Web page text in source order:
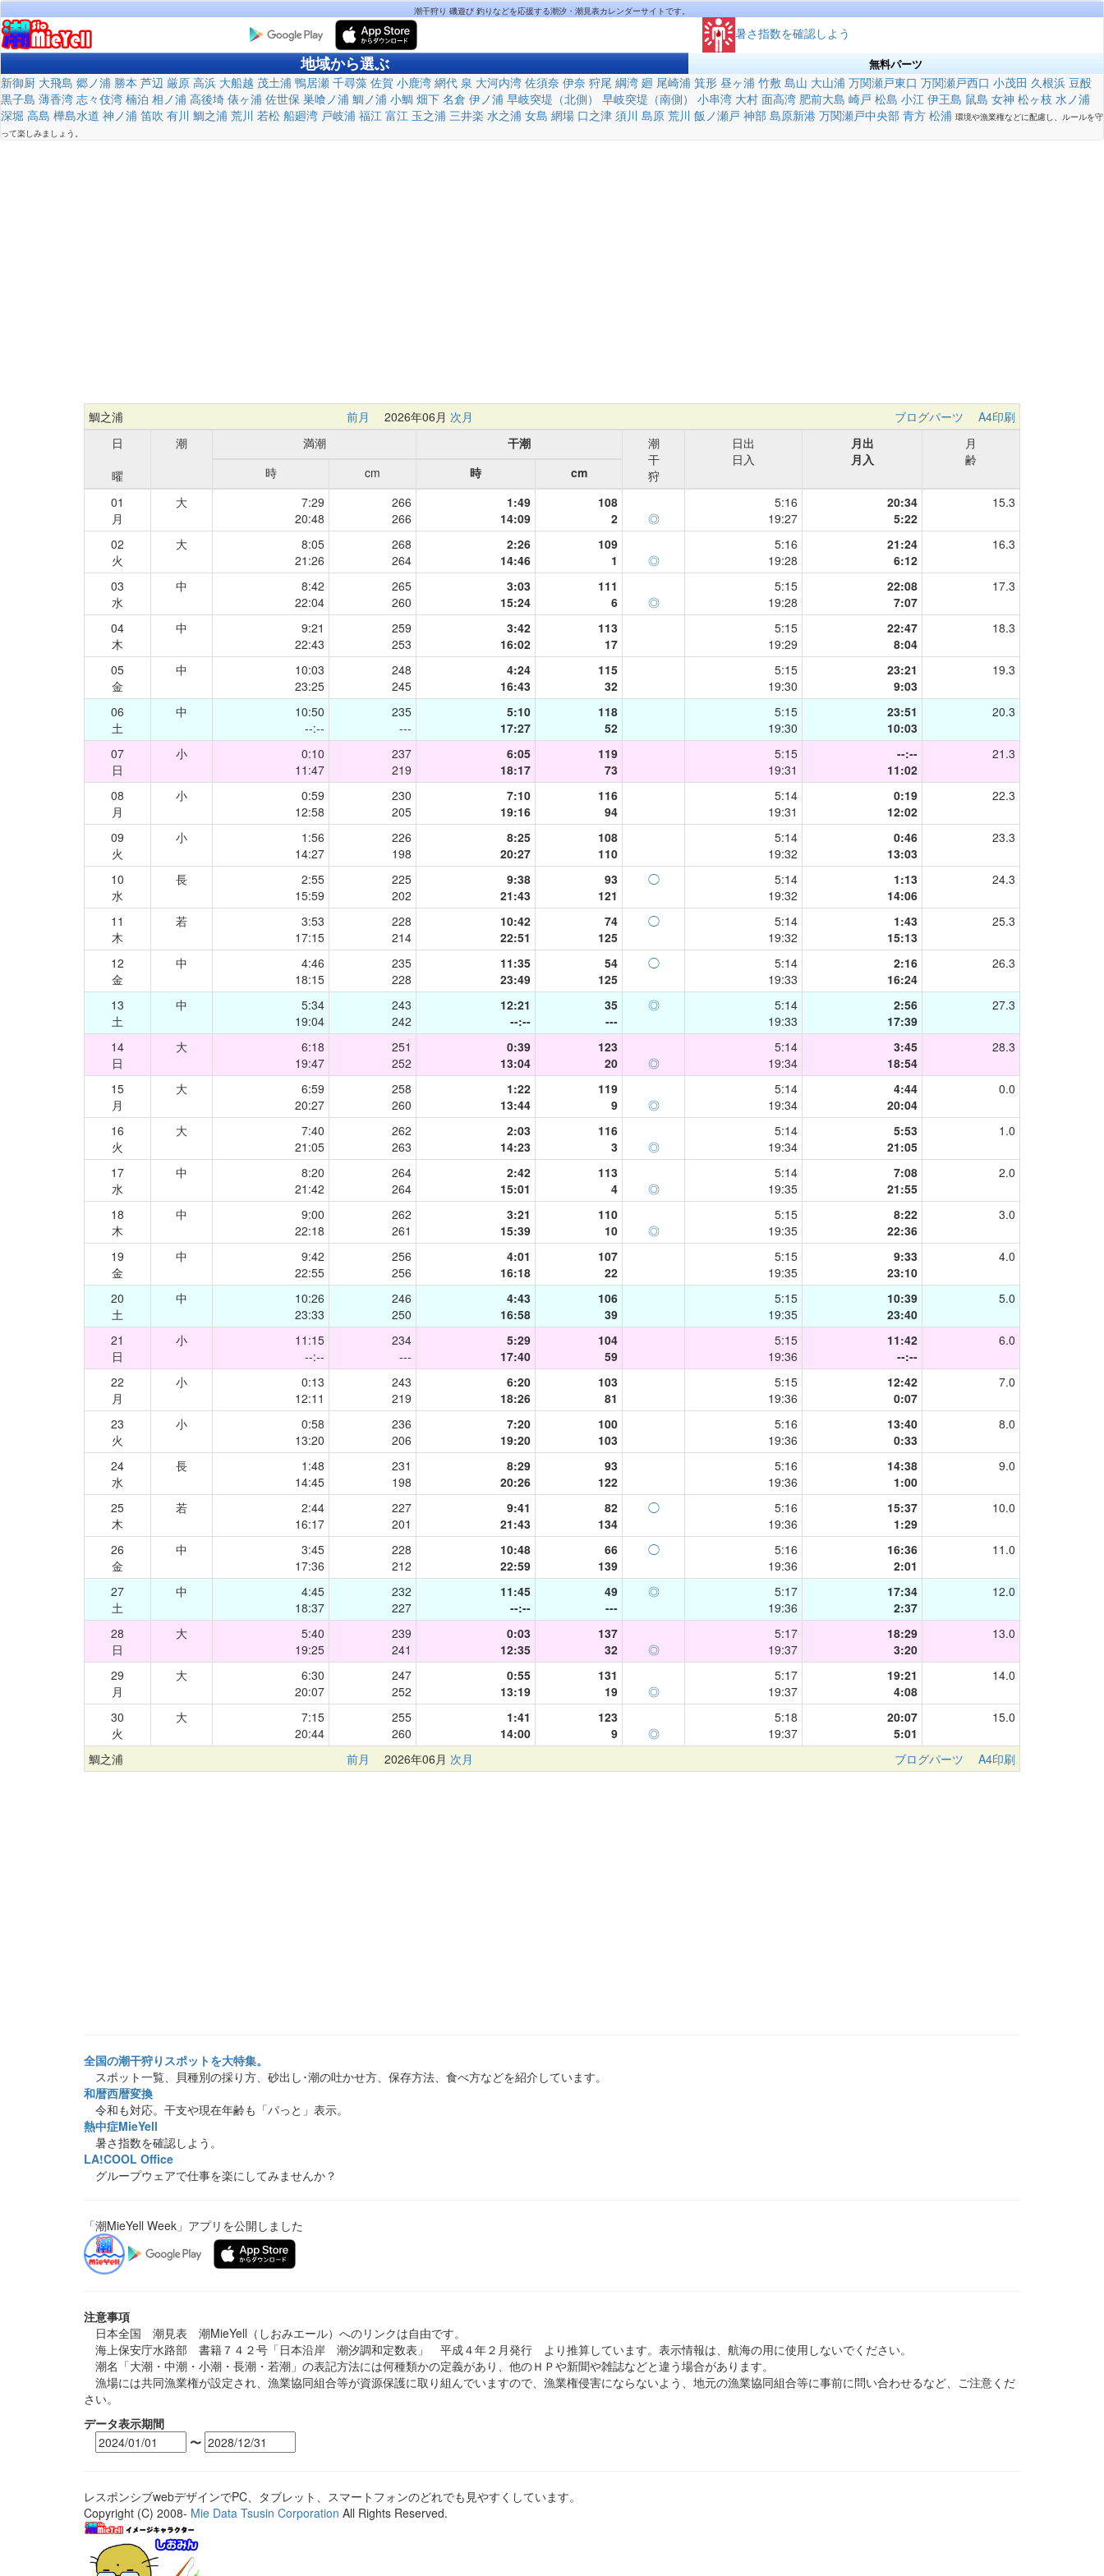
潮干狩り 磯遊び 釣りなどを応援する潮汐・潮見表カレンダーサイトです。
暑さ指数を確認しよう
地域から選ぶ 無料パーツ
新御厨 大飛島 郷ノ浦 勝本 芦辺 厳原 高浜 大船越 茂土浦 鴨居瀬 千尋藻 佐賀 小鹿湾 網代 泉 大河内湾 佐須奈 伊奈 狩尾 綱湾 廻 尾崎浦 箕形 昼ヶ浦 竹敷 島山 大山浦 万関瀬戸東口 万関瀬戸西口 小茂田 久根浜 豆酘
黒子島 薄香湾 志々伎湾 楠泊 相ノ浦 高後埼 俵ヶ浦 佐世保 巣喰ノ浦 鯛ノ浦 小鯛 畑下 名倉 伊ノ浦 早岐突堤（北側） 早岐突堤（南側） 小串湾 大村 面高湾 肥前大島 崎戸 松島 小江 伊王島 鼠島 女神 松ヶ枝 水ノ浦
深堀 高島 樺島水道 神ノ浦 笛吹 有川 鯛之浦 荒川 若松 船廻湾 戸岐浦 福江 富江 玉之浦 三井楽 水之浦 女島 網場 口之津 須川 島原 荒川 飯ノ瀬戸 神部 島原新港 万関瀬戸中央部 青方 松浦 環境や漁業権などに配慮し、ルールを守
って楽しみましょう。
鯛之浦 前月 2026年06月 次月 ブログパーツ
A4印刷
日
曜
潮 満潮 干潮
潮
干
狩
日出
日入
月出
月入
月
齢
時
cm 時
cm
01
月
大
7:29
20:48
266
266
1:49
14:09
108
2
◎
5:16
19:27
20:34
5:22
15.3
02
火
大
8:05
21:26
268
264
2:26
14:46
109
1
◎
5:16
19:28
21:24
6:12
16.3
03
水
中
8:42
22:04
265
260
3:03
15:24
111
6
◎
5:15
19:28
22:08
7:07
17.3
04
木
中
9:21
22:43
259
253
3:42
16:02
113
17
5:15
19:29
22:47
8:04
18.3
05
金
中
10:03
23:25
248
245
4:24
16:43
115
32
5:15
19:30
23:21
9:03
19.3
06
土
中
10:50
--:--
235
---
5:10
17:27
118
52
5:15
19:30
23:51
10:03
20.3
07
日
小
0:10
11:47
237
219
6:05
18:17
119
73
5:15
19:31
--:--
11:02
21.3
08
月
小
0:59
12:58
230
205
7:10
19:16
116
94
5:14
19:31
0:19
12:02
22.3
09
火
小
1:56
14:27
226
198
8:25
20:27
108
110
5:14
19:32
0:46
13:03
23.3
10
水
長
2:55
15:59
225
202
9:38
21:43
93
121
◯
5:14
19:32
1:13
14:06
24.3
11
木
若
3:53
17:15
228
214
10:42
22:51
74
125
◯
5:14
19:32
1:43
15:13
25.3
12
金
中
4:46
18:15
235
228
11:35
23:49
54
125
◯
5:14
19:33
2:16
16:24
26.3
13
土
中
5:34
19:04
243
242
12:21
--:--
35
---
◎
5:14
19:33
2:56
17:39
27.3
14
日
大
6:18
19:47
251
252
0:39
13:04
123
20
◎
5:14
19:34
3:45
18:54
28.3
15
月
大
6:59
20:27
258
260
1:22
13:44
119
9
◎
5:14
19:34
4:44
20:04
0.0
16
火
大
7:40
21:05
262
263
2:03
14:23
116
3
◎
5:14
19:34
5:53
21:05
1.0
17
水
中
8:20
21:42
264
264
2:42
15:01
113
4
◎
5:14
19:35
7:08
21:55
2.0
18
木
中
9:00
22:18
262
261
3:21
15:39
110
10
◎
5:15
19:35
8:22
22:36
3.0
19
金
中
9:42
22:55
256
256
4:01
16:18
107
22
5:15
19:35
9:33
23:10
4.0
20
土
中
10:26
23:33
246
250
4:43
16:58
106
39
5:15
19:35
10:39
23:40
5.0
21
日
小
11:15
--:--
234
---
5:29
17:40
104
59
5:15
19:36
11:42
--:--
6.0
22
月
小
0:13
12:11
243
219
6:20
18:26
103
81
5:15
19:36
12:42
0:07
7.0
23
火
小
0:58
13:20
236
206
7:20
19:20
100
103
5:16
19:36
13:40
0:33
8.0
24
水
長
1:48
14:45
231
198
8:29
20:26
93
122
5:16
19:36
14:38
1:00
9.0
25
木
若
2:44
16:17
227
201
9:41
21:43
82
134
◯
5:16
19:36
15:37
1:29
10.0
26
金
中
3:45
17:36
228
212
10:48
22:59
66
139
◯
5:16
19:36
16:36
2:01
11.0
27
土
中
4:45
18:37
232
227
11:45
--:--
49
---
◎
5:17
19:36
17:34
2:37
12.0
28
日
大
5:40
19:25
239
241
0:03
12:35
137
32
◎
5:17
19:37
18:29
3:20
13.0
29
月
大
6:30
20:07
247
252
0:55
13:19
131
19
◎
5:17
19:37
19:21
4:08
14.0
30
火
大
7:15
20:44
255
260
1:41
14:00
123
9
◎
5:18
19:37
20:07
5:01
15.0
鯛之浦 前月 2026年06月 次月 ブログパーツ A4印刷
全国の潮干狩りスポットを大特集。
スポット一覧、貝種別の採り方、砂出し･潮の吐かせ方、保存方法、食べ方などを紹介しています。
和暦西暦変換
令和も対応。干支や現在年齢も「パっと」表示。
熱中症MieYell
暑さ指数を確認しよう。
LA!COOL Office
グループウェアで仕事を楽にしてみませんか？
「潮MieYell Week」アプリを公開しました
注意事項
日本全国 潮見表 潮MieYell（しおみエール）へのリンクは自由です。
海上保安庁水路部 書籍７４２号「日本沿岸 潮汐調和定数表」 平成４年２月発行 より推算しています。表示情報は、航海の用に使用しないでください。
潮名「大潮・中潮・小潮・長潮・若潮」の表記方法には何種類かの定義があり、他のＨＰや新聞や雑誌などと違う場合があります。
漁場には共同漁業権が設定され、漁業協同組合等が資源保護に取り組んでいますので、漁業権侵害にならないよう、地元の漁業協同組合等に事前に問い合わせるなど、ご注意くだ
さい。
データ表示期間
〜
レスポンシブwebデザインでPC、タブレット、スマートフォンのどれでも見やすくしています。
Copyright (C) 2008- Mie Data Tsusin Corporation All Rights Reserved.